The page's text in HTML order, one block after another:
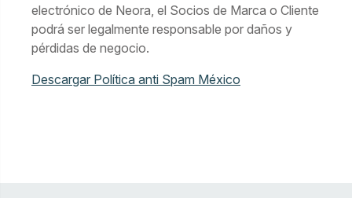
electrónico de Neora, el Socios de Marca o Cliente
podrá ser legalmente responsable por daños y
pérdidas de negocio.
Descargar Política anti Spam México